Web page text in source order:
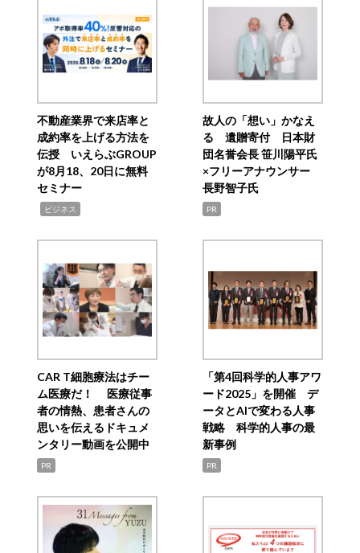
不動産業界で来店率と
成約率を上げる方法を
伝授 いえらぶGROUP
が8月18、20日に無料
セミナー
ビジネス
故人の「想い」かなえ
る 遺贈寄付 日本財
団名誉会長 笹川陽平氏
×フリーアナウンサー
長野智子氏
PR
CAR T細胞療法はチー
ム医療だ！ 医療従事
者の情熱、患者さんの
思いを伝えるドキュメ
ンタリー動画を公開中
PR
「第4回科学的人事アワ
ード2025」を開催 デ
ータとAIで変わる人事
戦略 科学的人事の最
新事例
PR